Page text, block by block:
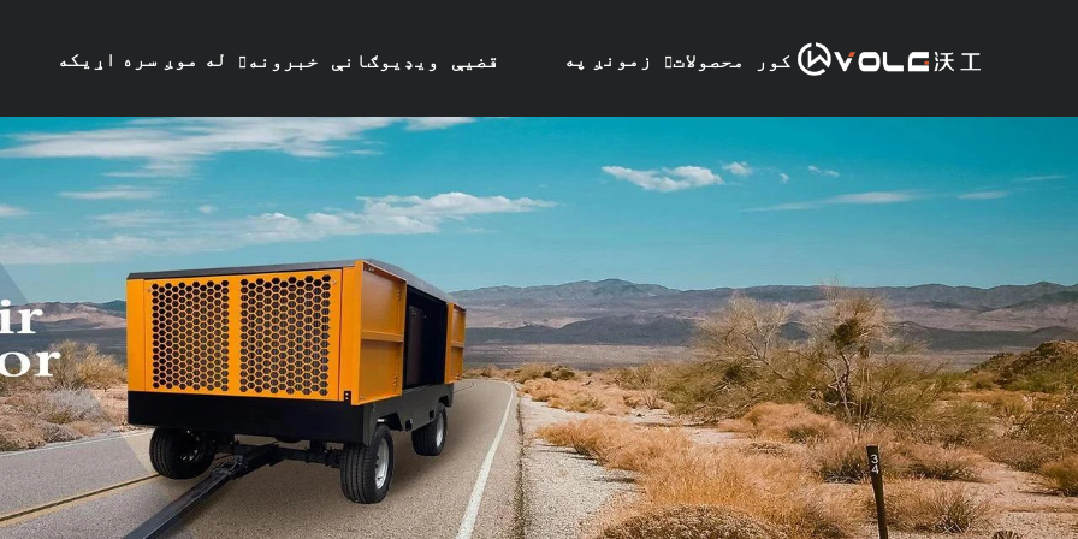
کور محصولات زمونږ په
هکله
قضیې ویډیوګانې خبرونه له موږ سره اړیکه
ونیسئ